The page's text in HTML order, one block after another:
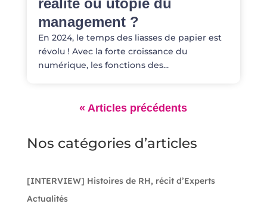
management ?
En 2024, le temps des liasses de papier est
révolu ! Avec la forte croissance du
numérique, les fonctions des...
Nos catégories d’articles
[INTERVIEW] Histoires de RH, récit d’Experts
Actualités